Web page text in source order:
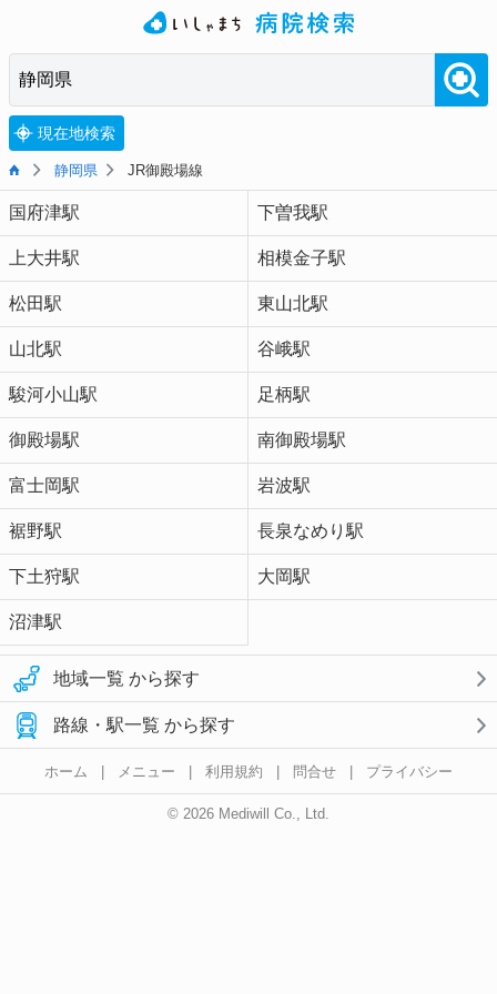
現在地検索
静岡県 JR御殿場線
国府津駅 下曽我駅
上大井駅 相模金子駅
松田駅 東山北駅
山北駅 谷峨駅
駿河小山駅 足柄駅
御殿場駅 南御殿場駅
富士岡駅 岩波駅
裾野駅 長泉なめり駅
下土狩駅 大岡駅
沼津駅
地域一覧 から探す
路線・駅一覧 から探す
ホーム | メニュー | 利用規約 | 問合せ | プライバシー
© 2026 Mediwill Co., Ltd.